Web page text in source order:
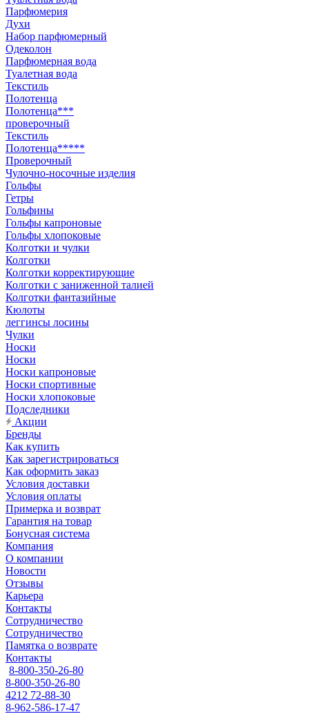
Парфюмерия
Духи
Набор парфюмерный
Одеколон
Парфюмерная вода
Туалетная вода
Текстиль
Полотенца
Полотенца***
проверочный
Текстиль
Полотенца*****
Проверочный
Чулочно-носочные изделия
Гольфы
Гетры
Гольфины
Гольфы капроновые
Гольфы хлопоковые
Колготки и чулки
Колготки
Колготки корректирующие
Колготки с заниженной талией
Колготки фантазийные
Кюлоты
леггинсы лосины
Чулки
Носки
Носки
Носки капроновые
Носки спортивные
Носки хлопоковые
Подследники
Акции
Бренды
Как купить
Как зарегистрироваться
Как оформить заказ
Условия доставки
Условия оплаты
Примерка и возврат
Гарантия на товар
Бонусная система
Компания
О компании
Новости
Отзывы
Карьера
Контакты
Сотрудничество
Сотрудничество
Памятка о возврате
Контакты
8-800-350-26-80
8-800-350-26-80
4212 72-88-30
8-962-586-17-47